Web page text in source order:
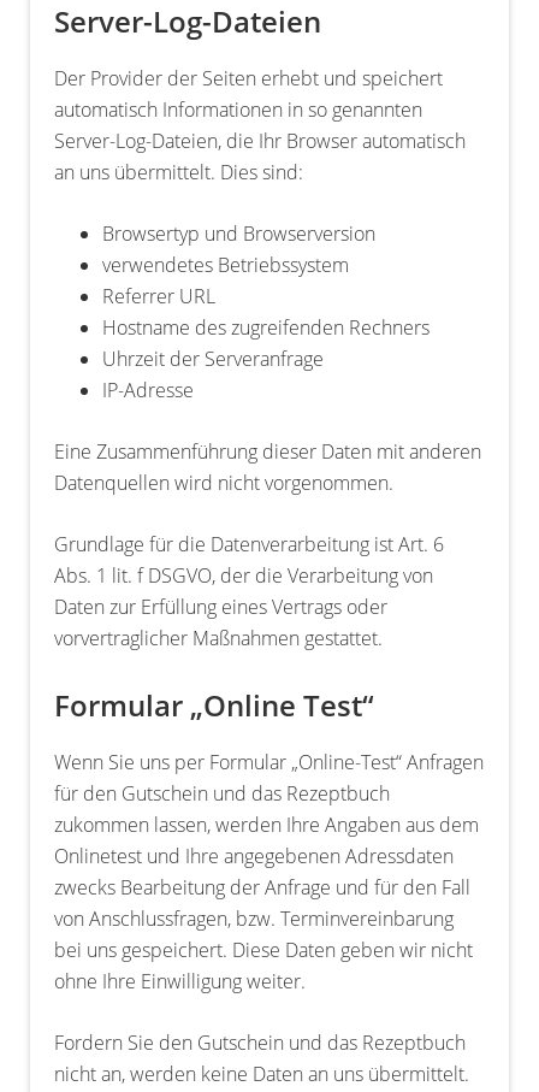
Server-Log-Dateien
Der Provider der Seiten erhebt und speichert
automatisch Informationen in so genannten
Server-Log-Dateien, die Ihr Browser automatisch
an uns übermittelt. Dies sind:
Browsertyp und Browserversion
verwendetes Betriebssystem
Referrer URL
Hostname des zugreifenden Rechners
Uhrzeit der Serveranfrage
IP-Adresse
Eine Zusammenführung dieser Daten mit anderen
Datenquellen wird nicht vorgenommen.
Grundlage für die Datenverarbeitung ist Art. 6
Abs. 1 lit. f DSGVO, der die Verarbeitung von
Daten zur Erfüllung eines Vertrags oder
vorvertraglicher Maßnahmen gestattet.
Formular „Online Test“
Wenn Sie uns per Formular „Online-Test“ Anfragen
für den Gutschein und das Rezeptbuch
zukommen lassen, werden Ihre Angaben aus dem
Onlinetest und Ihre angegebenen Adressdaten
zwecks Bearbeitung der Anfrage und für den Fall
von Anschlussfragen, bzw. Terminvereinbarung
bei uns gespeichert. Diese Daten geben wir nicht
ohne Ihre Einwilligung weiter.
Fordern Sie den Gutschein und das Rezeptbuch
nicht an, werden keine Daten an uns übermittelt.